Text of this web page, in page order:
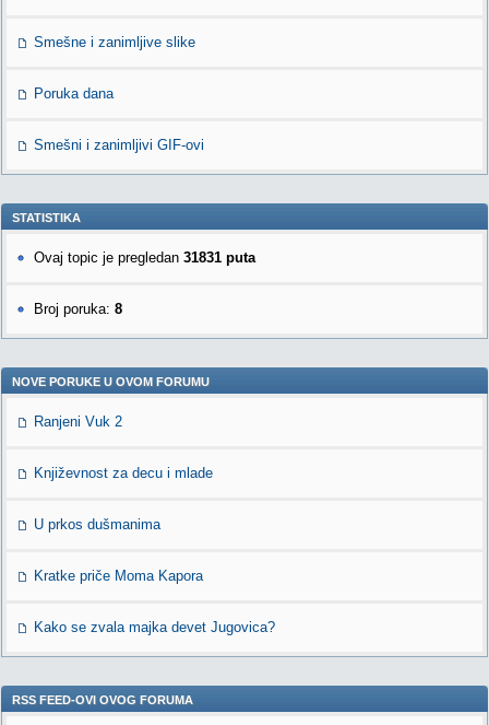
Smešne i zanimljive slike
Poruka dana
Smešni i zanimljivi GIF-ovi
STATISTIKA
Ovaj topic je pregledan 31831 puta
Broj poruka: 8
NOVE PORUKE U OVOM FORUMU
Ranjeni Vuk 2
Književnost za decu i mlade
U prkos dušmanima
Kratke priče Moma Kapora
Kako se zvala majka devet Jugovica?
RSS FEED-OVI OVOG FORUMA